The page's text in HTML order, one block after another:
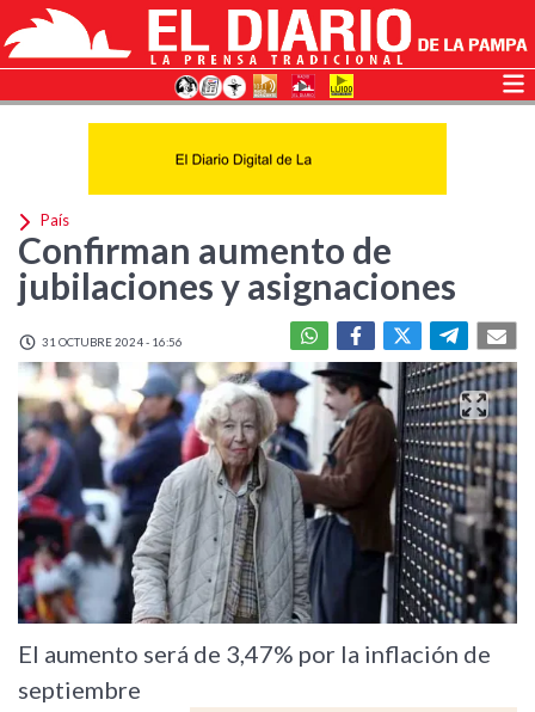
País
Confirman aumento de
jubilaciones y asignaciones
31 OCTUBRE 2024 - 16:56
El aumento será de 3,47% por la inflación de
septiembre